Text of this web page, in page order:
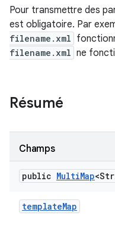
Pour transmettre des
est obligatoire. Par
filename.xml
filename.xml ne
Résumé
Champs
public MultiMap
templateMap